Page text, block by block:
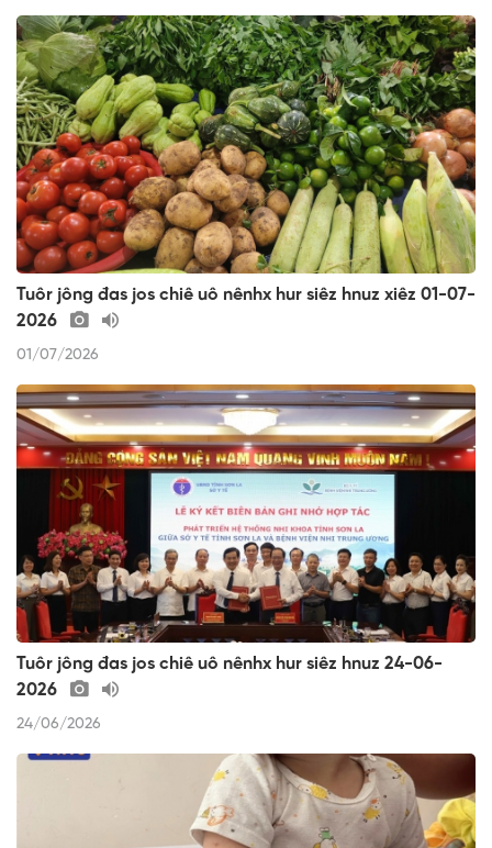
Tuôr jông đas jos chiê uô nênhx hur siêz hnuz xiêz 01-07-
2026
01/07/2026
Tuôr jông đas jos chiê uô nênhx hur siêz hnuz 24-06-
2026
24/06/2026